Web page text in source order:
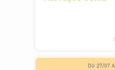
DU 27/07